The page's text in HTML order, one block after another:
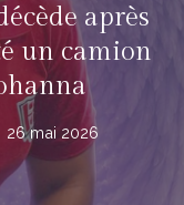
après
un camion
26 mai 2026